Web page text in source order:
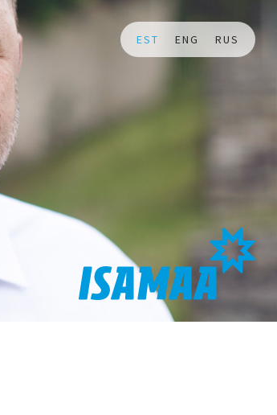
EST ENG RUS